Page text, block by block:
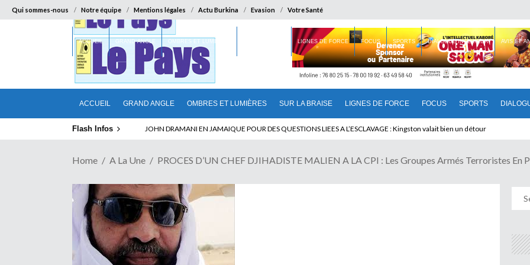
Qui sommes-nous Notre équipe Mentions légales Actu Burkina Evasion Votre Santé
ACCUEIL GRAND ANGLE OMBRES ET LUMIÈRES SUR LA BRAISE LIGNES DE FORCE FOCUS SPORTS
ACCUEIL GRAND ANGLE OMBRES ET LUMIÈRES LIGNES DE FORCE FOCUS SPORTS DIALOGUE INTERIEUR AVIS ET
Flash Infos ELECTION DE TALON A LA TETE DU SENAT BENINOIS : Quand Patrice quitte le pouvoir sans partir !
Home A La Une PROCES D’UN CHEF DJIHADISTE MALIEN A LA CPI : Les Groupes Armés Terroristes En